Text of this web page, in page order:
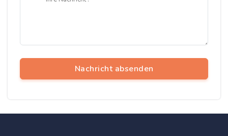
Nachricht absenden